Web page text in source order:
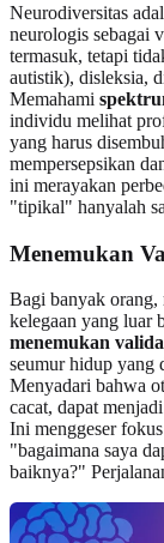
Neurodiversitas
neurologis sebagai
termasuk, tetapi
autistik), disleksia,
Memahami
individu melihat
yang harus
mempersepsikan
ini merayakan
"tipikal" hanyalah
Menemukan
Bagi banyak orang,
kelegaan yang luar
menemukan
seumur hidup yang
Menyadari bahwa
cacat, dapat
Ini menggeser
"bagaimana saya
baiknya?"